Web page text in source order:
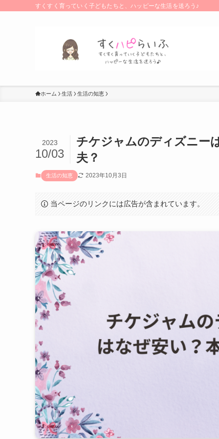
すくすく育っていく子どもたちと、ハッピーな生活を送ろう♪
ホーム 生活 生活の知恵
チケジャムのディズニー
夫？
2023
10/03
生活の知恵 2023年10月3日
当ページのリンクには広告が含まれています。